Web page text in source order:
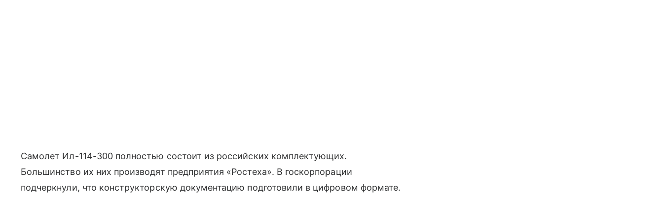
Самолет Ил-114-300 полностью состоит из российских комплектующих.
Большинство их них производят предприятия «Ростеха». В госкорпорации
подчеркнули, что конструкторскую документацию подготовили в цифровом формате.